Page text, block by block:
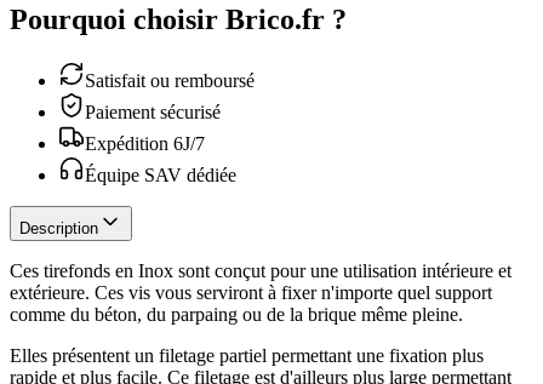
Pourquoi choisir Brico.fr ?
Satisfait ou remboursé
Paiement sécurisé
Expédition 6J/7
Équipe SAV dédiée
Description
Ces tirefonds en Inox sont conçut pour une utilisation intérieure et
extérieure. Ces vis vous serviront à fixer n'importe quel support
comme du béton, du parpaing ou de la brique même pleine.
Elles présentent un filetage partiel permettant une fixation plus
rapide et plus facile. Ce filetage est d'ailleurs plus large permettant